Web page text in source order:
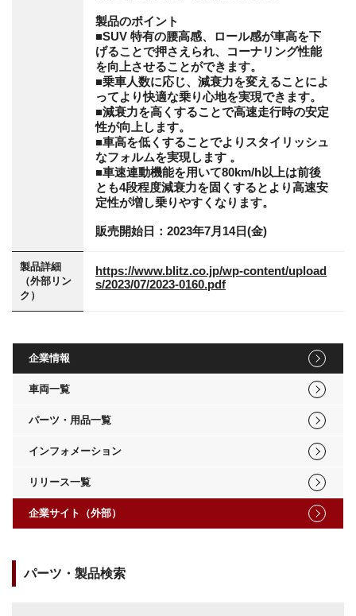
製品のポイント
■SUV 特有の腰高感、ロール感が車高を下
げることで押さえられ、コーナリング性能
を向上させることができます。
■乗車人数に応じ、減衰力を変えることによ
ってより快適な乗り心地を実現できます。
■減衰力を高くすることで高速走行時の安定
性が向上します。
■車高を低くすることでよりスタイリッシュ
なフォルムを実現します 。
■車速連動機能を用いて80km/h以上は前後
とも4段程度減衰力を固くするとより高速安
定性が増し乗りやすくなります。
販売開始日：2023年7月14日(金)
製品詳細
（外部リン
ク）
https://www.blitz.co.jp/wp-content/upload
s/2023/07/2023-0160.pdf
企業情報
車両一覧
パーツ・用品一覧
インフォメーション
リリース一覧
企業サイト（外部）
パーツ・製品検索